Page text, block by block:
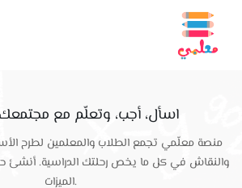
اسأل، أجب، وتعلّم مع
منصة معلّمي تجمع الطلاب والمعلمين لطرح
والنقاش في كل ما يخص رحلتك الدراسية. أنشئ
الميزات.